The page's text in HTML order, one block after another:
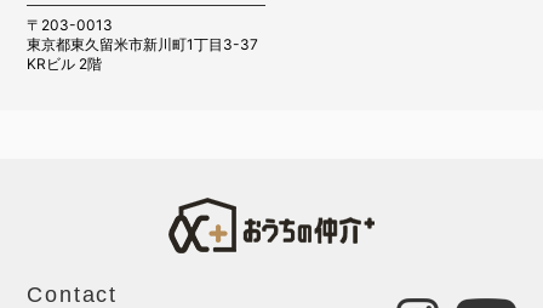
〒203-0013
東京都東久留米市新川町1丁目3-37
KRビル 2階
Contact